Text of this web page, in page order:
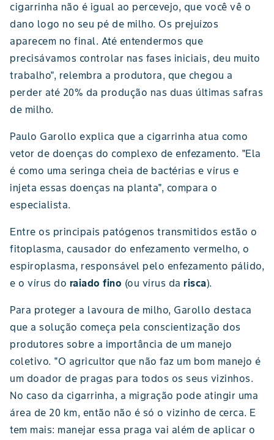
cigarrinha não é igual ao percevejo, que você vê o
dano logo no seu pé de milho. Os prejuízos
aparecem no final. Até entendermos que
precisávamos controlar nas fases iniciais, deu muito
trabalho", relembra a produtora, que chegou a
perder até 20% da produção nas duas últimas safras
de milho.
Paulo Garollo explica que a cigarrinha atua como
vetor de doenças do complexo de enfezamento. "Ela
é como uma seringa cheia de bactérias e vírus e
injeta essas doenças na planta", compara o
especialista.
Entre os principais patógenos transmitidos estão o
fitoplasma, causador do enfezamento vermelho, o
espiroplasma, responsável pelo enfezamento pálido,
e o vírus do raiado fino (ou vírus da risca).
Para proteger a lavoura de milho, Garollo destaca
que a solução começa pela conscientização dos
produtores sobre a importância de um manejo
coletivo. "O agricultor que não faz um bom manejo é
um doador de pragas para todos os seus vizinhos.
No caso da cigarrinha, a migração pode atingir uma
área de 20 km, então não é só o vizinho de cerca. E
tem mais: manejar essa praga vai além de aplicar o